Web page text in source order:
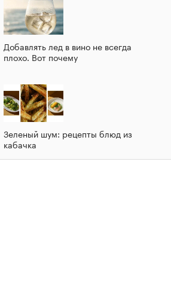
Добавлять лед в вино не всегда
плохо. Вот почему
Зеленый шум: рецепты блюд из
кабачка